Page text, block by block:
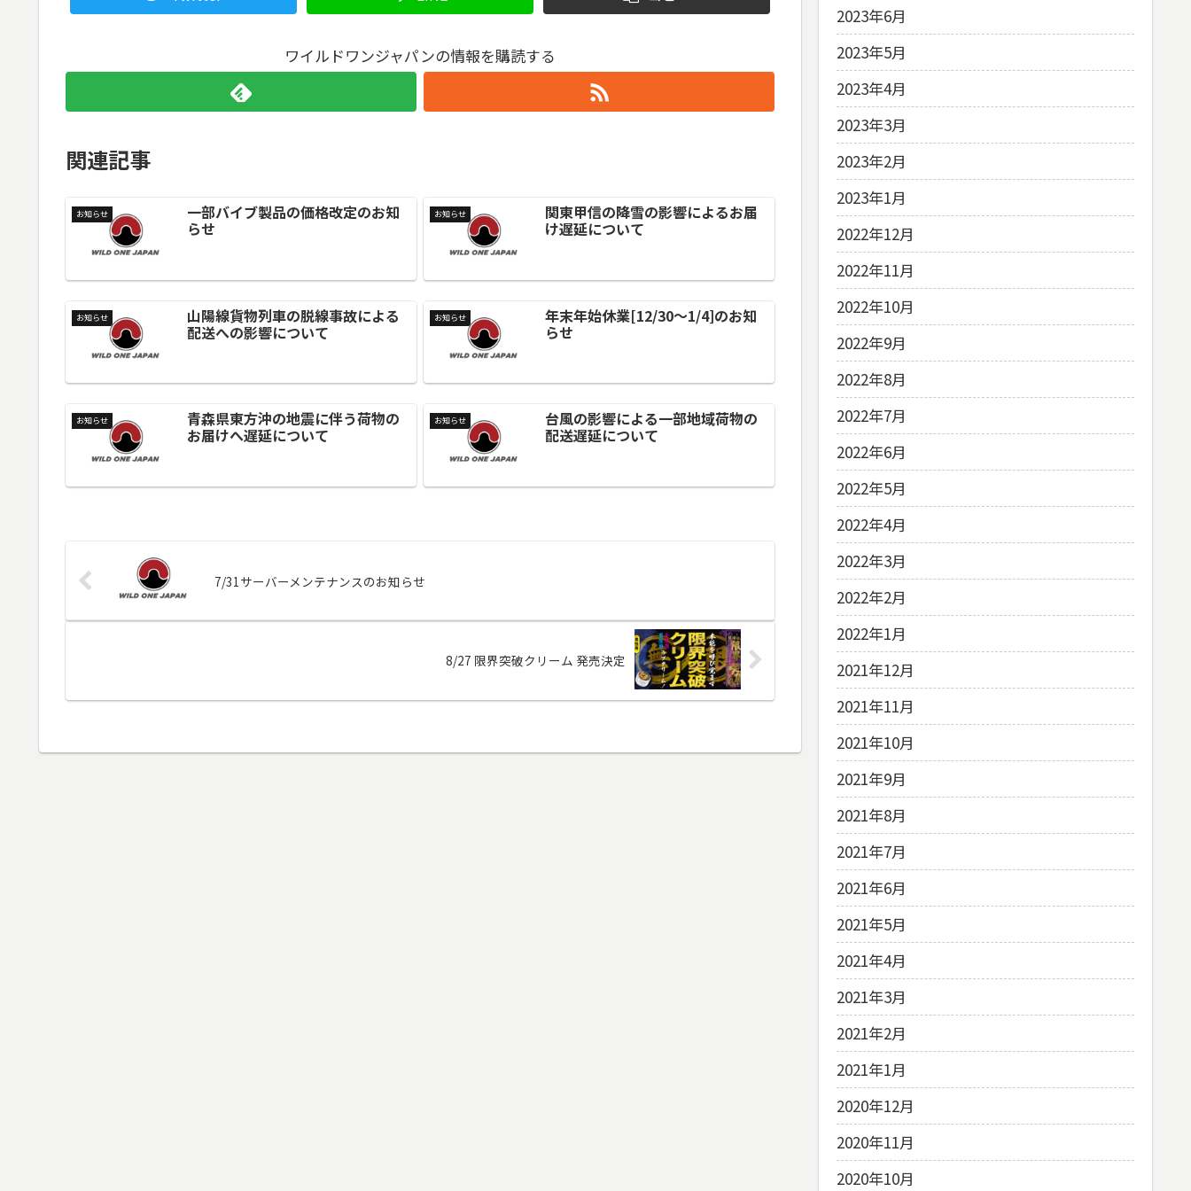
ワイルドワンジャパンの情報を購読する
関連記事
お知らせ 一部バイブ製品の価格改定のお知
らせ
お知らせ 関東甲信の降雪の影響によるお届
け遅延について
お知らせ 山陽線貨物列車の脱線事故による
配送への影響について
お知らせ 年末年始休業[12/30～1/4]のお知
らせ
お知らせ 青森県東方沖の地震に伴う荷物の
お届けへ遅延について
お知らせ 台風の影響による一部地域荷物の
配送遅延について
7/31サーバーメンテナンスのお知らせ
8/27 限界突破クリーム 発売決定
2023年6月
2023年5月
2023年4月
2023年3月
2023年2月
2023年1月
2022年12月
2022年11月
2022年10月
2022年9月
2022年8月
2022年7月
2022年6月
2022年5月
2022年4月
2022年3月
2022年2月
2022年1月
2021年12月
2021年11月
2021年10月
2021年9月
2021年8月
2021年7月
2021年6月
2021年5月
2021年4月
2021年3月
2021年2月
2021年1月
2020年12月
2020年11月
2020年10月